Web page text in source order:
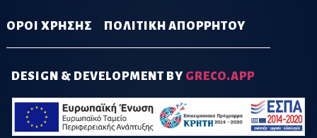
ΟΡΟΙ ΧΡΗΣΗΣ ΠΟΛΙΤΙΚΗ ΑΠΟΡΡΗΤΟΥ
DESIGN & DEVELOPMENT BY GRECO.APP